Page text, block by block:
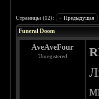
Страницы (12): « Предыдущая
Funeral Doom
AveAveFour
Unregistered